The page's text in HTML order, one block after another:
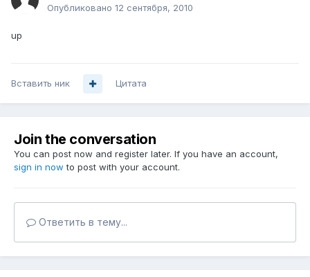
Опубликовано 12 сентября, 2010
up
Вставить ник Цитата
Join the conversation
You can post now and register later. If you have an account,
sign in now to post with your account.
Ответить в тему...